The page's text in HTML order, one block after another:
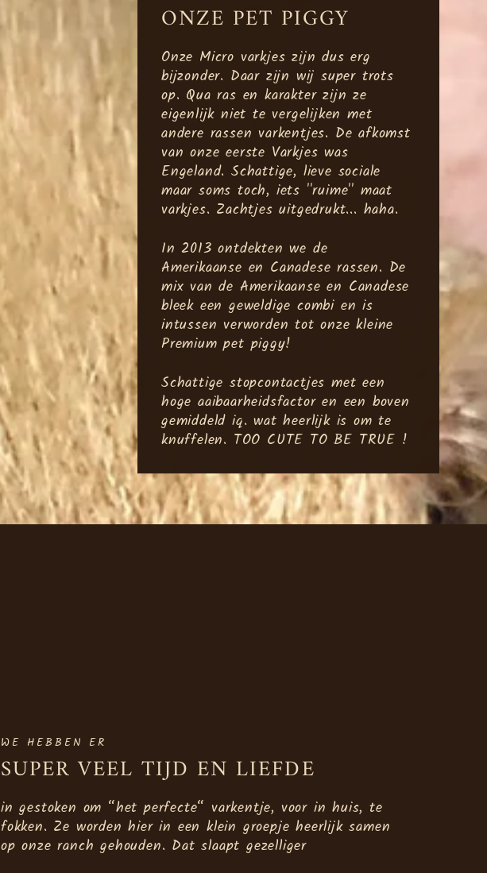
ONZE PET PIGGY
Onze Micro varkjes zijn dus erg
bijzonder. Daar zijn wij super trots
op. Qua ras en karakter zijn ze
eigenlijk niet te vergelijken met
andere rassen varkentjes. De afkomst
van onze eerste Varkjes was
Engeland. Schattige, lieve sociale
maar soms toch, iets ''ruime'' maat
varkjes. Zachtjes uitgedrukt... haha.
In 2013 ontdekten we de
Amerikaanse en Canadese rassen. De
mix van de Amerikaanse en Canadese
bleek een geweldige combi en is
intussen verworden tot onze kleine
Premium pet piggy!
Schattige stopcontactjes met een
hoge aaibaarheidsfactor en een boven
gemiddeld iq. wat heerlijk is om te
knuffelen. TOO CUTE TO BE TRUE !
WE HEBBEN ER
SUPER VEEL TIJD EN LIEFDE
in gestoken om “het perfecte“ varkentje, voor in huis, te
fokken. Ze worden hier in een klein groepje heerlijk samen
op onze ranch gehouden. Dat slaapt gezelliger